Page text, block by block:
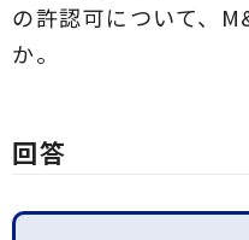
の許認可について、
か。
回答